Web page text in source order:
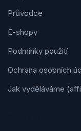
Průvodce
E-shopy
Podmínky použití
Ochrana osobních
Jak vyděláváme